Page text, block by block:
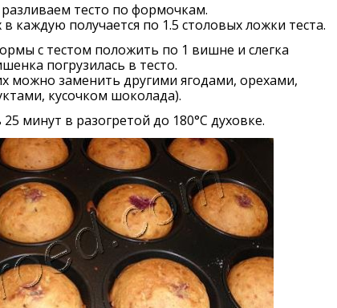
тесто по формочкам.
каждую получается по 1.5 столовых ложки теста.
с тестом положить по 1 вишне и слегка
погрузилась в тесто.
можно заменить другими ягодами, орехами,
кусочком шоколада).
минут в разогретой до 180°С духовке.